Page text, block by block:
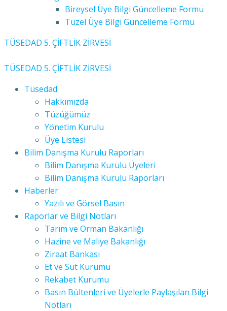
Bireysel Üye Bilgi Güncelleme Formu
Tüzel Üye Bilgi Güncelleme Formu
TÜSEDAD 5. ÇİFTLİK ZİRVESİ
TÜSEDAD 5. ÇİFTLİK ZİRVESİ
Tüsedad
Hakkımızda
Tüzüğümüz
Yönetim Kurulu
Üye Listesi
Bilim Danışma Kurulu Raporları
Bilim Danışma Kurulu Üyeleri
Bilim Danışma Kurulu Raporları
Haberler
Yazılı ve Görsel Basın
Raporlar ve Bilgi Notları
Tarım ve Orman Bakanlığı
Hazine ve Maliye Bakanlığı
Ziraat Bankası
Et ve Süt Kurumu
Rekabet Kurumu
Basın Bültenleri ve Üyelerle Paylaşılan Bilgi
Notları